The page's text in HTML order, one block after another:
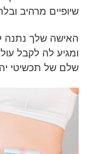
שיופיים מרהיב
האישה שלך נתנה
ומגיע לה לקבל
שלם של תכשיטי